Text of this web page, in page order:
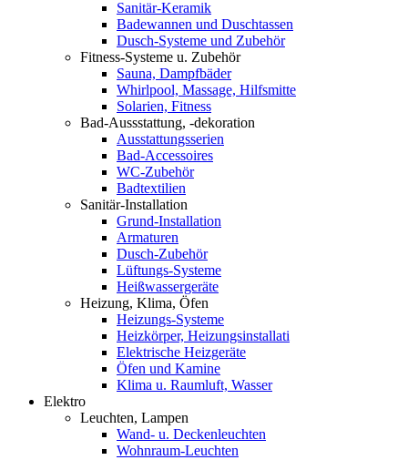
Sanitär-Keramik
Badewannen und Duschtassen
Dusch-Systeme und Zubehör
Fitness-Systeme u. Zubehör
Sauna, Dampfbäder
Whirlpool, Massage, Hilfsmitte
Solarien, Fitness
Bad-Aussstattung, -dekoration
Ausstattungsserien
Bad-Accessoires
WC-Zubehör
Badtextilien
Sanitär-Installation
Grund-Installation
Armaturen
Dusch-Zubehör
Lüftungs-Systeme
Heißwassergeräte
Heizung, Klima, Öfen
Heizungs-Systeme
Heizkörper, Heizungsinstallati
Elektrische Heizgeräte
Öfen und Kamine
Klima u. Raumluft, Wasser
Elektro
Leuchten, Lampen
Wand- u. Deckenleuchten
Wohnraum-Leuchten